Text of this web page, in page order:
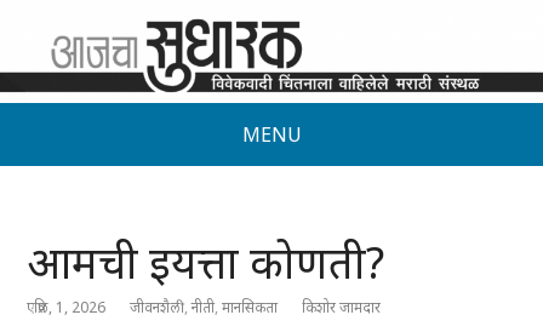
MENU
आमची इयत्ता कोणती?
एप्रिल, 1, 2026 जीवनशैली,नीती,मानसिकता किशोर जामदार